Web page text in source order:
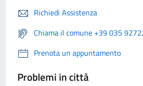
Richiedi Assistenza
Chiama il comune +39 035
Prenota un appuntamento
Problemi in città